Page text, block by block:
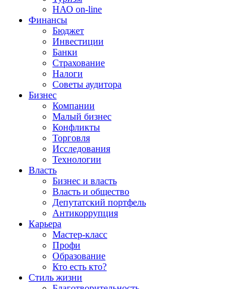
НАО on-line
Финансы
Бюджет
Инвестиции
Банки
Страхование
Налоги
Советы аудитора
Бизнес
Компании
Малый бизнес
Конфликты
Торговля
Исследования
Технологии
Власть
Бизнес и власть
Власть и общество
Депутатский портфель
Антикоррупция
Карьера
Мастер-класс
Профи
Образование
Кто есть кто?
Стиль жизни